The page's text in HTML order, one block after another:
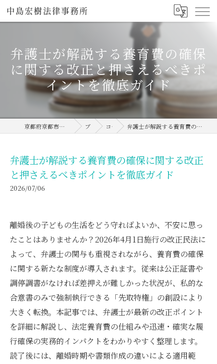
弁護士が解説する養育費の確保
に関する改正と押さえるべきポ
イントを徹底ガイド
京都府京都市の弁護士なら中島宏樹法律事務所 ブログ コラム 弁護士が解説する養育費の確保に関する改正と押さえるべきポイントを徹底ガイド
弁護士が解説する養育費の確保に関する改正
と押さえるべきポイントを徹底ガイド
2026/07/06
離婚後の子どもの生活をどう守ればよいか、不安に思っ
たことはありませんか？2026年4月1日施行の改正民法に
よって、弁護士の関与も重視されながら、養育費の確保
に関する新たな制度が導入されます。従来は公正証書や
調停調書がなければ差押えが難しかった状況が、私的な
合意書のみで強制執行できる「先取特権」の創設により
大きく転換。本記事では、弁護士が最新の改正ポイント
を詳細に解説し、法定養育費の仕組みや迅速・確実な履
行確保の実務的インパクトをわかりやすく整理します。
読了後には、離婚時期や書類作成の違いによる適用範